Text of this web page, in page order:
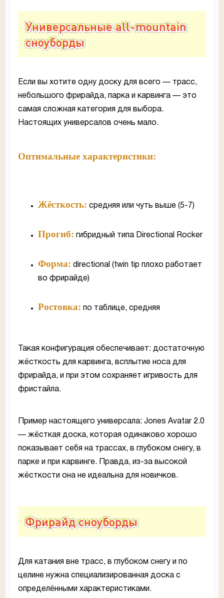
Универсальные all-mountain
сноуборды
Если вы хотите одну доску для всего — трасс,
небольшого фрирайда, парка и карвинга — это
самая сложная категория для выбора.
Настоящих универсалов очень мало.
Оптимальные характеристики:
Жёсткость: средняя или чуть выше (5-7)
Прогиб: гибридный типа Directional Rocker
Форма: directional (twin tip плохо работает
во фрирайде)
Ростовка: по таблице, средняя
Такая конфигурация обеспечивает: достаточную
жёсткость для карвинга, всплытие носа для
фрирайда, и при этом сохраняет игривость для
фристайла.
Пример настоящего универсала: Jones Avatar 2.0
— жёсткая доска, которая одинаково хорошо
показывает себя на трассах, в глубоком снегу, в
парке и при карвинге. Правда, из-за высокой
жёсткости она не идеальна для новичков.
Фрирайд сноуборды
Для катания вне трасс, в глубоком снегу и по
целине нужна специализированная доска с
определёнными характеристиками.